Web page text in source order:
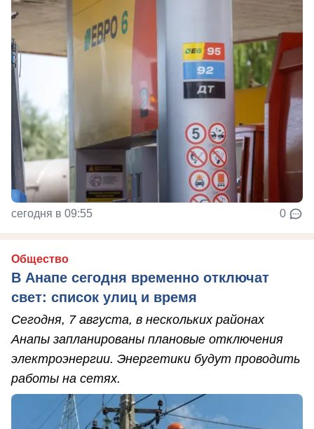
сегодня в 09:55 0
Общество
В Анапе сегодня временно отключат
свет: список улиц и время
Сегодня, 7 августа, в нескольких районах
Анапы запланированы плановые отключения
электроэнергии. Энергетики будут проводить
работы на сетях.